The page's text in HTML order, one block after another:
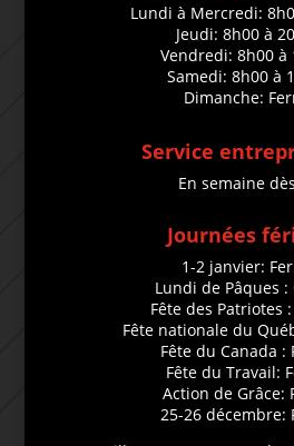
Lundi à Mercredi:
Jeudi: 8h00 à
Vendredi: 8h00 à
Samedi: 8h00 à
Dimanche:
Service
En semaine
Journées
1-2 janvier:
Lundi de Pâques
Fête des Patriotes
Fête nationale du
Fête du Canada :
Fête du Travail:
Action de Grâce:
25-26 décembre: